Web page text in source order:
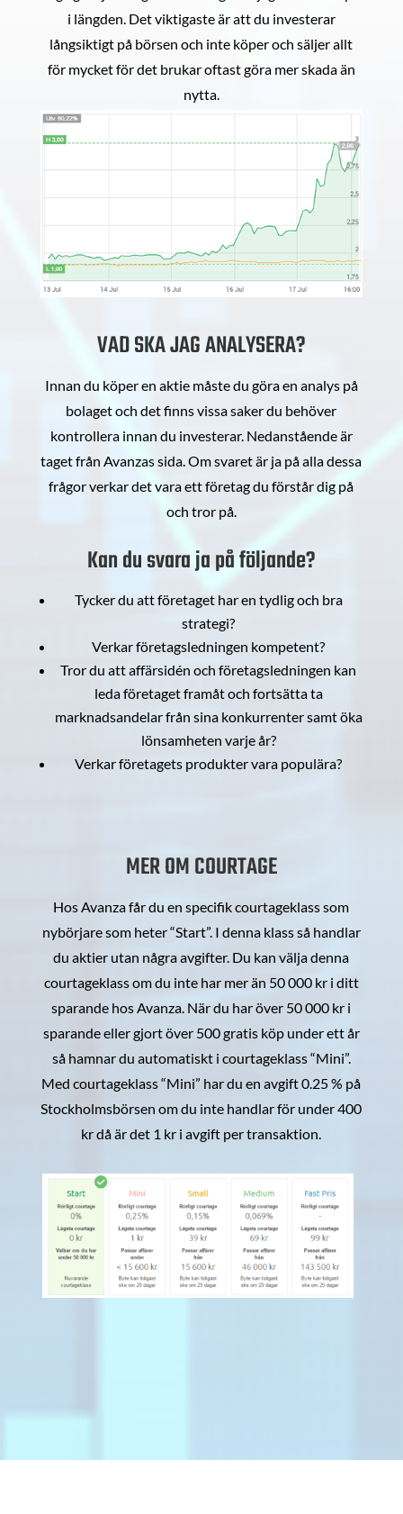
i längden. Det viktigaste är att du investerar
långsiktigt på börsen och inte köper och säljer allt
för mycket för det brukar oftast göra mer skada än
nytta.
VAD SKA JAG ANALYSERA?
Innan du köper en aktie måste du göra en analys på
bolaget och det finns vissa saker du behöver
kontrollera innan du investerar. Nedanstående är
taget från Avanzas sida. Om svaret är ja på alla dessa
frågor verkar det vara ett företag du förstår dig på
och tror på.
Kan du svara ja på följande?
Tycker du att företaget har en tydlig och bra
strategi?
Verkar företagsledningen kompetent?
Tror du att affärsidén och företagsledningen kan
leda företaget framåt och fortsätta ta
marknadsandelar från sina konkurrenter samt öka
lönsamheten varje år?
Verkar företagets produkter vara populära?
MER OM COURTAGE
Hos Avanza får du en specifik courtageklass som
nybörjare som heter “Start”. I denna klass så handlar
du aktier utan några avgifter. Du kan välja denna
courtageklass om du inte har mer än 50 000 kr i ditt
sparande hos Avanza. När du har över 50 000 kr i
sparande eller gjort över 500 gratis köp under ett år
så hamnar du automatiskt i courtageklass “Mini”.
Med courtageklass “Mini” har du en avgift 0.25 % på
Stockholmsbörsen om du inte handlar för under 400
kr då är det 1 kr i avgift per transaktion.